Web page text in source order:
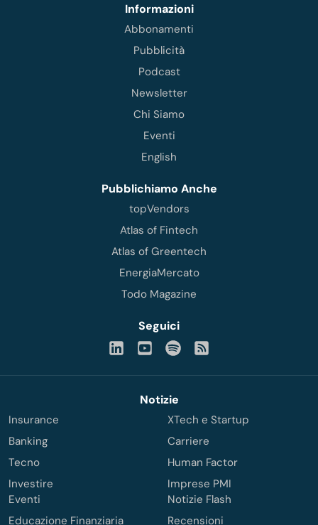
Informazioni
Abbonamenti
Pubblicità
Podcast
Newsletter
Chi Siamo
Eventi
English
Pubblichiamo Anche
topVendors
Atlas of Fintech
Atlas of Greentech
EnergiaMercato
Todo Magazine
Seguici
Notizie
Insurance
Banking
Tecno
Investire
XTech e Startup
Carriere
Human Factor
Imprese PMI
Eventi
Educazione Finanziaria
Notizie Flash
Recensioni